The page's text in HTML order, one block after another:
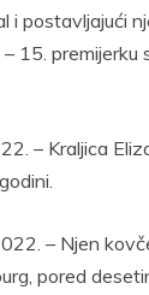
i postavljajući
15. premijerku
– Kraljica
– Njen
pored